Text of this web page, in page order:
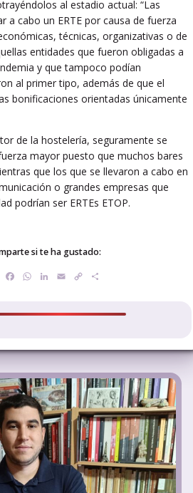
al estadio actual: “Las
a cabo un ERTE por causa de fuerza
técnicas, organizativas o de
entidades que fueron obligadas a
y que tampoco podían
al primer tipo, además de que el
bonificaciones orientadas únicamente
de la hostelería, seguramente se
mayor puesto que muchos bares
que los que se llevaron a cabo en
o grandes empresas que
podrían ser ERTEs ETOP.
si te ha gustado:
Facebook
WhatsApp
LinkedIn
EmailCopy